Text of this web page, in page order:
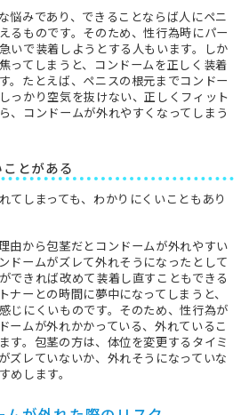
悩みであり、できることならば人にペニ
るものです。そのため、性行為時にパー
いで装着しようとする人もいます。しか
ってしまうと、コンドームを正しく装着
。たとえば、ペニスの根元までコンドー
っかり空気を抜けない、正しくフィット
、コンドームが外れやすくなってしまう
とがある
てしまっても、わかりにくいこともあり
由から包茎だとコンドームが外れやすい
ドームがズレて外れそうになったとして
できれば改めて装着し直すこともできる
ナーとの時間に夢中になってしまうと、
じにくいものです。そのため、性行為が
ームが外れかかっている、外れているこ
す。包茎の方は、体位を変更するタイミ
ズレていないか、外れそうになっていな
めします。